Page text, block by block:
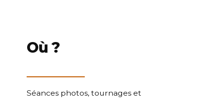
Où ?
Séances photos, tournages et